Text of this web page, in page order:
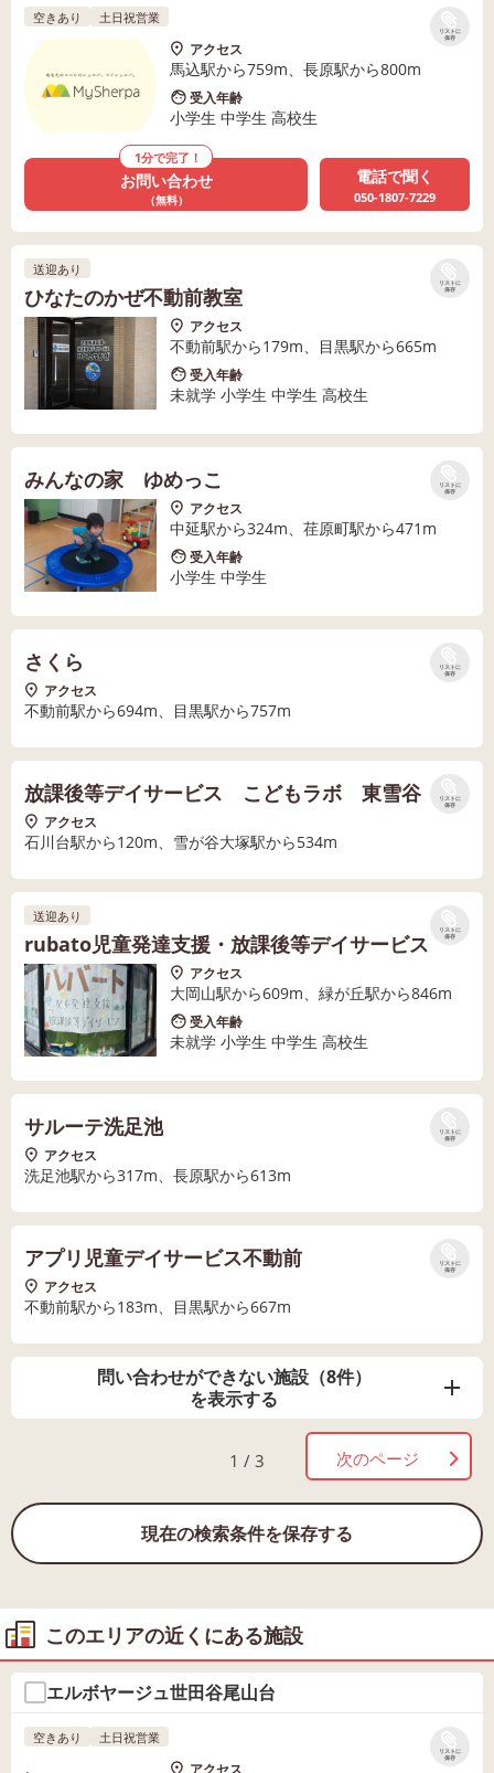
リストに
保存
空きあり 土日祝営業
アクセス
馬込駅から759m、長原駅から800m
受入年齢
小学生 中学生 高校生
1分で完了！
お問い合わせ
（無料）
電話で聞く
050-1807-7229
リストに
保存
送迎あり
ひなたのかぜ不動前教室
アクセス
不動前駅から179m、目黒駅から665m
受入年齢
未就学 小学生 中学生 高校生
リストに
保存
みんなの家 ゆめっこ
アクセス
中延駅から324m、荏原町駅から471m
受入年齢
小学生 中学生
リストに
保存
さくら
アクセス
不動前駅から694m、目黒駅から757m
リストに
保存
放課後等デイサービス こどもラボ 東雪谷
アクセス
石川台駅から120m、雪が谷大塚駅から534m
リストに
保存
送迎あり
rubato児童発達支援・放課後等デイサービス
アクセス
大岡山駅から609m、緑が丘駅から846m
受入年齢
未就学 小学生 中学生 高校生
リストに
保存
サルーテ洗足池
アクセス
洗足池駅から317m、長原駅から613m
リストに
保存
アプリ児童デイサービス不動前
アクセス
不動前駅から183m、目黒駅から667m
問い合わせができない施設（8件）
を表示する
1 / 3 次のページ
現在の検索条件を保存する
このエリアの近くにある施設
エルボヤージュ世田谷尾山台
リストに
保存
空きあり 土日祝営業